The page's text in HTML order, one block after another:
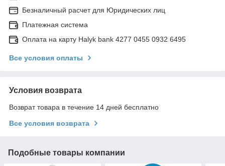
Безналичный расчет для Юридических лиц
Платежная система
Оплата на карту Halyk bank 4277 0455 0932 6495
Все условия оплаты
Условия возврата
Возврат товара в течение 14 дней бесплатно
Все условия возврата
Подобные товары компании